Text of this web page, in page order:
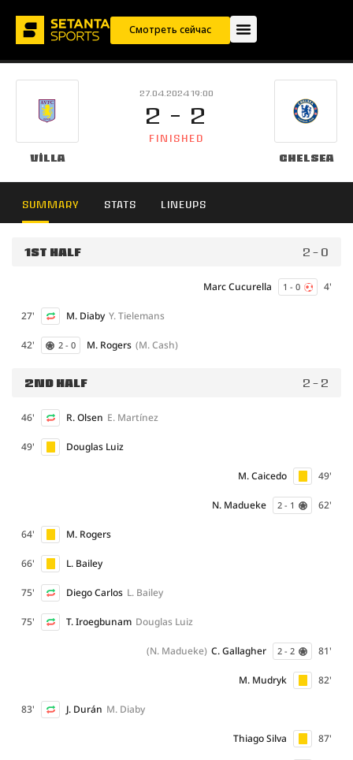
Смотреть сейчас
Villa
27.04.2024 19:00
2 - 2
FINISHED
Chelsea
SUMMARY STATS LINEUPS
1ST HALF 2 - 0
4'
1 - 0
Marc Cucurella
27' M. Diaby Y. Tielemans
42' 2 - 0 M. Rogers (M. Cash)
2ND HALF 2 - 2
46' R. Olsen E. Martínez
49' Douglas Luiz
49'
M. Caicedo
62'
2 - 1
N. Madueke
64' M. Rogers
66' L. Bailey
75' Diego Carlos L. Bailey
75' T. Iroegbunam Douglas Luiz
81'
2 - 2
C. Gallagher
(N. Madueke)
82'
M. Mudryk
83' J. Durán M. Diaby
87'
Thiago Silva